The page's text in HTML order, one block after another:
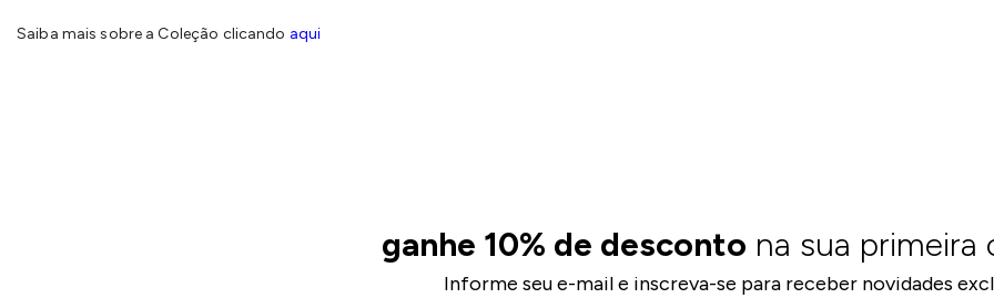
Saiba mais sobre a Coleção clicando aqui
ganhe 10% de desconto na sua primeira
Informe seu e-mail e inscreva-se para receber novidades